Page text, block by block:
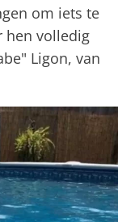
om iets te
hen volledig
Ligon, van